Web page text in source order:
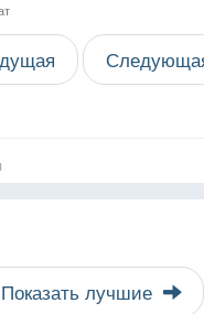
Показать лучшие